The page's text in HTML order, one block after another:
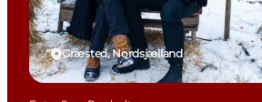
Græsted, Nordsjælland